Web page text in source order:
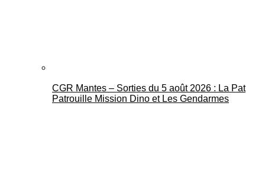
CGR Mantes – Sorties du 5 août 2026 : La Pat
Patrouille Mission Dino et Les Gendarmes